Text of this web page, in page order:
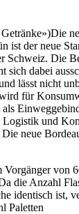
Die
ist der neue
Schweiz. Die
sich dabei
lässt nicht
für
und
neue
Vorgänger von
die Anzahl
identisch ist,
Paletten